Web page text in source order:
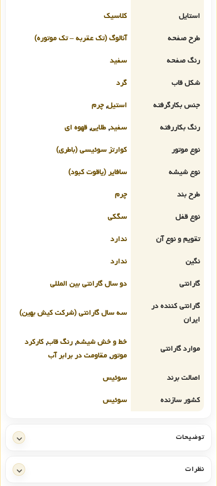
استایل
کلاسیک
طرح صفحه
آنالوگ (تک عقربه – تک موتوره)
رنگ صفحه
سفید
شکل قاب
گرد
جنس بکارگرفته
استیل,چرم
رنگ بکاررفته
سفید, طلایی, قهوه ای
نوع موتور
کوارتز سوئیسی (باطری)
نوع شیشه
سافایر (یاقوت کبود)
طرح بند
چرم
نوع قفل
سگکی
تقویم و نوع آن
ندارد
نگین
ندارد
گارانتی
دو سال گارانتی بین المللی
گارانتی کننده در
ایران
سه سال گارانتی (شرکت کیش بهین)
موارد گارانتی
خط و خش شیشه, رنگ قاب, کارکرد
موتور, مقاومت در برابر آب
اصالت برند
سوئیس
کشور سازنده
سوئیس
توضیحات
نظرات